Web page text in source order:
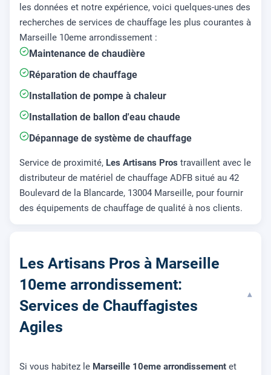
les données et notre expérience, voici quelques-unes des
recherches de services de chauffage les plus courantes à
Marseille 10eme arrondissement :
Maintenance de chaudière
Réparation de chauffage
Installation de pompe à chaleur
Installation de ballon d'eau chaude
Dépannage de système de chauffage
Service de proximité, Les Artisans Pros travaillent avec le
distributeur de matériel de chauffage ADFB situé au 42
Boulevard de la Blancarde, 13004 Marseille, pour fournir
des équipements de chauffage de qualité à nos clients.
Les Artisans Pros à Marseille
10eme arrondissement:
Services de Chauffagistes
Agiles
▾
Si vous habitez le Marseille 10eme arrondissement et